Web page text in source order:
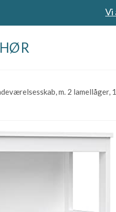
Vi
m. 2 lamellåger,